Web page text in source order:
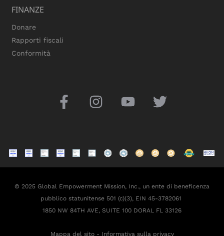
FINANZE
Donare
Rapporti fiscali
Conformità
© 2025 Global Empowerment Mission, Inc., un ente di beneficenza
pubblico statunitense 501 (c)(3), EIN 45-3782061
1850 NW 84TH AVE, SUITE 100 DORAL FL 33126
Mappa del sito- Informativa sulla privacy